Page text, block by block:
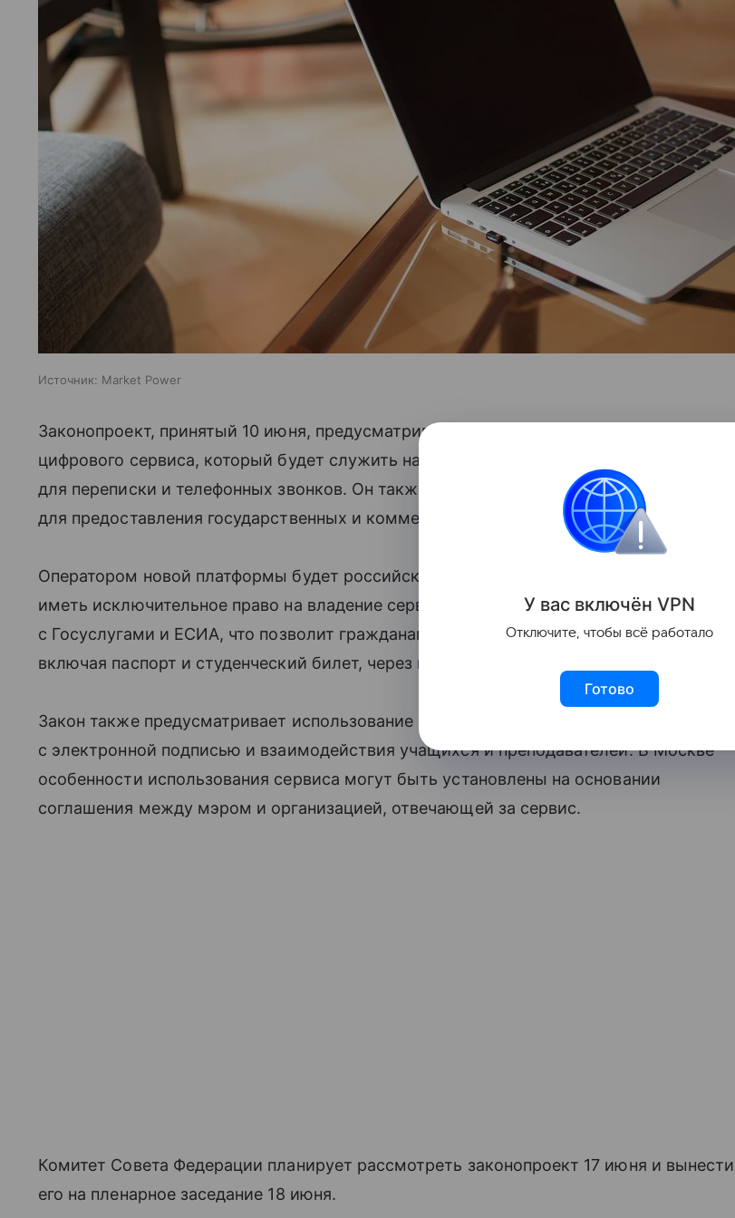
Источник: Market Power
Законопроект, принятый 10 июня, предусматривает создание многофункционального
цифрового сервиса, который будет служить национальным мессенджером
для переписки и телефонных звонков. Он также станет платформой
для предоставления государственных и коммерческих услуг.
Оператором новой платформы будет российское
иметь исключительное право на владение сервисом. Платформа будет интегрирована
с Госуслугами и ЕСИА, что позволит гражданам получать доступ к документам,
включая паспорт и студенческий билет, через приложение.
Закон также предусматривает использование платформы для подписания документов
с электронной подписью и взаимодействия учащихся и преподавателей. В Москве
особенности использования сервиса могут быть установлены на основании
соглашения между мэром и организацией, отвечающей за сервис.
Комитет Совета Федерации планирует рассмотреть законопроект 17 июня и вынести
его на пленарное заседание 18 июня.
У вас включён VPN
Отключите, чтобы всё работало
Готово